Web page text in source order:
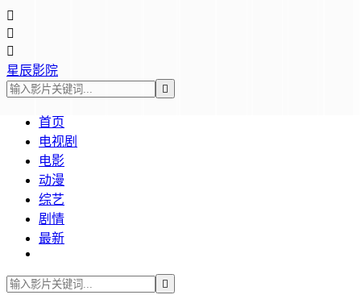



星辰影院

首页
电视剧
电影
动漫
综艺
剧情
最新
